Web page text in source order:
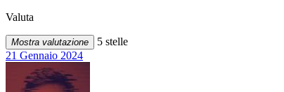
Valuta
Mostra valutazione
5 stelle
21 Gennaio 2024